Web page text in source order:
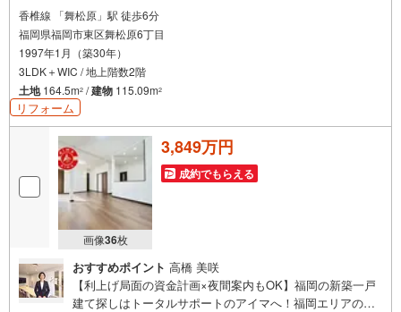
香椎線 「舞松原」駅 徒歩6分
福岡県福岡市東区舞松原6丁目
1997年1月（築30年）
3LDK＋WIC / 地上階数2階
土地164.5m2 /建物 115.09m2
リフォーム
画像36枚
3,849万円
成約でもらえる
おすすめポイント 高橋 美咲
【利上げ局面の資金計画×夜間案内もOK】福岡の新築一戸
建て探しはトータルサポートのアイマへ！福岡エリアの最